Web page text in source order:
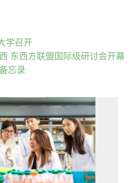
学召开
东西方联盟国际级研讨会开幕
忘录